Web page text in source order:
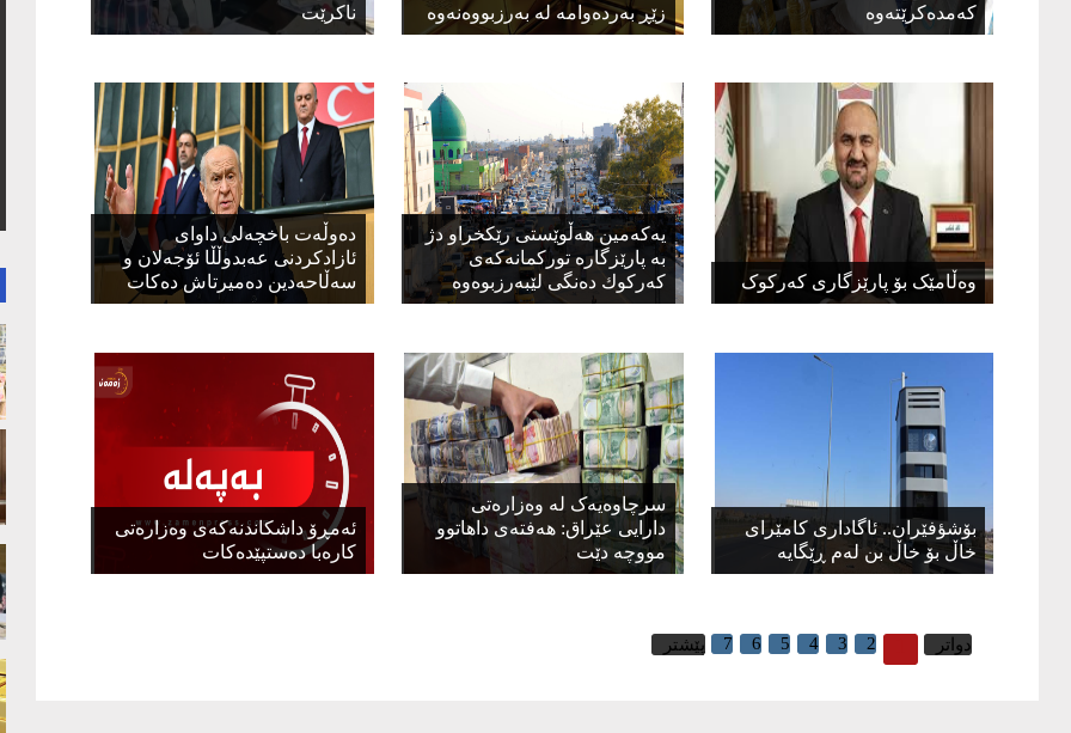
كەمدەكرێتەوە
زێڕ بەردەوامە لە بەرزبووەنەوە
ناکرێت
وەڵامێک بۆ پارێزگاری کەرکوک
یەكەمین هەڵوێستی رێكخراو دژ
بە پارێزگارە توركمانەكەی
كەركوك دەنگی لێبەرزبوەوە
دەوڵەت باخچەلی داوای
ئازادکردنی عەبدوڵڵا ئۆجەلان و
سەڵاحەدین دەمیرتاش دەکات
بۆشؤفێران.. ئاگاداری کامێرای
خاڵ بۆ خاڵ بن لەم ڕێگایە
​سرچاوەیەک لە وەزارەتی
دارایی عێراق: هەفتەی داهاتوو
مووچە دێت
ئەمڕۆ داشکاندنەکەى وەزارەتى
کارەبا دەستپێدەکات
دواتر 2
3
4
5
6
7 پێشتر